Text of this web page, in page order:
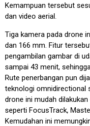
Kemampuan tersebut
dan video aerial.
Tiga kamera pada drone
dan 166 mm. Fitur
pengambilan gambar di
sampai 43 menit,
Rute penerbangan pun
teknologi omnidirectional
drone ini mudah
seperti FocusTrack,
Kemudahan ini